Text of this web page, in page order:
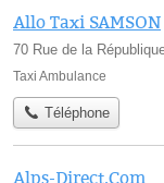
Allo Taxi SAMSON
70 Rue de la
Taxi Ambulance
Téléphone
Alps-Direct.Com